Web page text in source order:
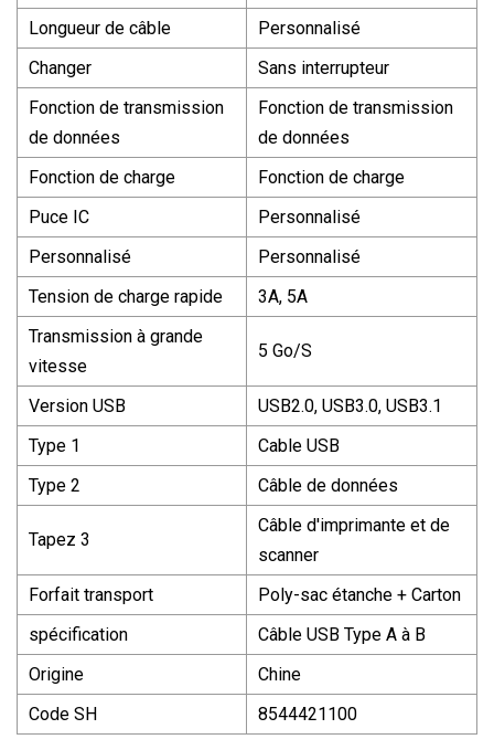
Longueur de câble
Personnalisé
Changer
Sans interrupteur
Fonction de transmission
de données
Fonction de transmission
de données
Fonction de charge
Fonction de charge
Puce IC
Personnalisé
Personnalisé
Personnalisé
Tension de charge rapide
3A, 5A
Transmission à grande
vitesse
5 Go/S
Version USB
USB2.0, USB3.0, USB3.1
Type 1
Cable USB
Type 2
Câble de données
Tapez 3
Câble d'imprimante et de
scanner
Forfait transport
Poly-sac étanche + Carton
spécification
Câble USB Type A à B
Origine
Chine
Code SH
8544421100